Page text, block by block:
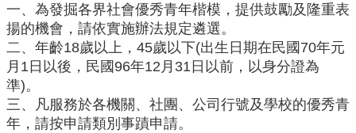
覽
雲
林
縣
教
育
網
一、為發掘各界社會優秀青年楷模，提供鼓勵及隆重表
揚的機會，請依實施辦法規定遴選。
二、 年齡18歲以上，45歲以下(出生日期在民國70年元
月1日以後，民國96年12月31日以前，以身分證為
準)。
三、凡服務於各機關、社團、公司行號及學校的優秀青
年，請按申請類別事蹟申請。